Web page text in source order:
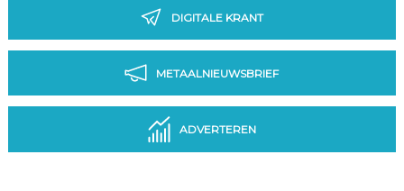
DIGITALE KRANT
METAALNIEUWSBRIEF
ADVERTEREN